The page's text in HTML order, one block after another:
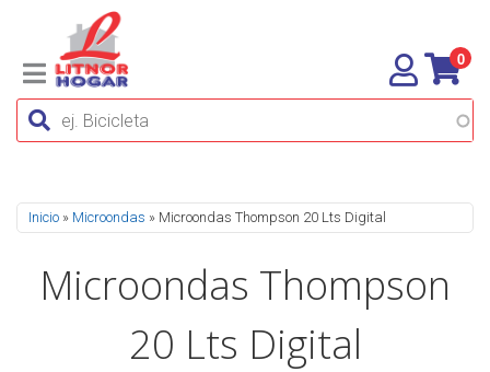
0
Se encuentra usted aquí
Inicio » Microondas » Microondas Thompson 20 Lts Digital
Microondas Thompson
20 Lts Digital